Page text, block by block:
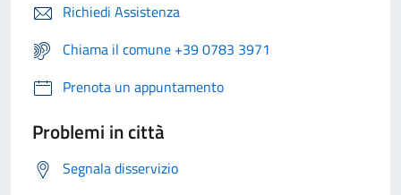
Richiedi Assistenza
Chiama il comune +39 0783 3971
Prenota un appuntamento
Problemi in città
Segnala disservizio